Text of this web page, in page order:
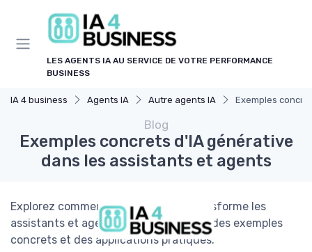
LES AGENTS IA AU SERVICE DE VOTRE PERFORMANCE
BUSINESS
IA 4 business Agents IA Autre agents IA Exemples
Blog
Exemples concrets d'IA générative
dans les assistants et agents
Explorez comment l'IA générative transforme les
assistants et agents intelligents avec des exemples
concrets et des applications pratiques.